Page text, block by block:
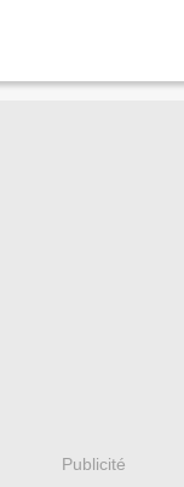
Publicité